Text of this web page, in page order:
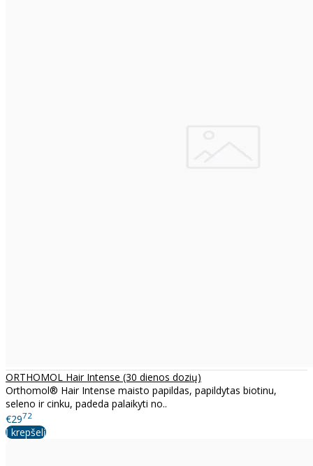
ORTHOMOL Hair Intense (30 dienos dozių)
Orthomol® Hair Intense maisto papildas, papildytas biotinu,
seleno ir cinku, padeda palaikyti no..
€2972
Į krepšelį